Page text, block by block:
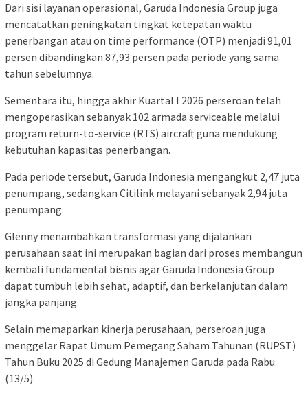
Dari sisi layanan operasional, Garuda Indonesia Group juga
mencatatkan peningkatan tingkat ketepatan waktu
penerbangan atau on time performance (OTP) menjadi 91,01
persen dibandingkan 87,93 persen pada periode yang sama
tahun sebelumnya.
Sementara itu, hingga akhir Kuartal I 2026 perseroan telah
mengoperasikan sebanyak 102 armada serviceable melalui
program return-to-service (RTS) aircraft guna mendukung
kebutuhan kapasitas penerbangan.
Pada periode tersebut, Garuda Indonesia mengangkut 2,47 juta
penumpang, sedangkan Citilink melayani sebanyak 2,94 juta
penumpang.
Glenny menambahkan transformasi yang dijalankan
perusahaan saat ini merupakan bagian dari proses membangun
kembali fundamental bisnis agar Garuda Indonesia Group
dapat tumbuh lebih sehat, adaptif, dan berkelanjutan dalam
jangka panjang.
Selain memaparkan kinerja perusahaan, perseroan juga
menggelar Rapat Umum Pemegang Saham Tahunan (RUPST)
Tahun Buku 2025 di Gedung Manajemen Garuda pada Rabu
(13/5).